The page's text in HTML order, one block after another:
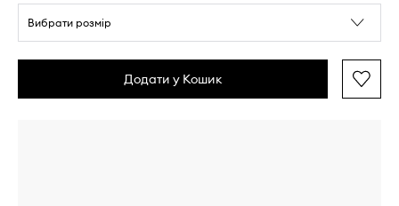
Вибрати розмір
Додати у Кошик